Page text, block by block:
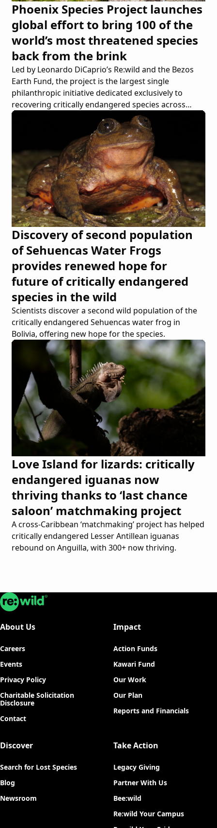
Phoenix Species Project launches
global effort to bring 100 of the
world’s most threatened species
back from the brink
Led by Leonardo DiCaprio’s Re:wild and the Bezos
Earth Fund, the project is the largest single
philanthropic initiative dedicated exclusively to
recovering critically endangered species across
continents
Discovery of second population
of Sehuencas Water Frogs
provides renewed hope for
future of critically endangered
species in the wild
Scientists discover a second wild population of the
critically endangered Sehuencas water frog in
Bolivia, offering new hope for the species.
Love Island for lizards: critically
endangered iguanas now
thriving thanks to ‘last chance
saloon’ matchmaking project
A cross-Caribbean ‘matchmaking’ project has helped
critically endangered Lesser Antillean iguanas
rebound on Anguilla, with 300+ now thriving.
Re:wild
About Us
Careers
Events
Privacy Policy
Charitable Solicitation
Disclosure
Contact
Impact
Action Funds
Kawari Fund
Our Work
Our Plan
Reports and Financials
Discover
Search for Lost Species
Blog
Newsroom
Take Action
Legacy Giving
Partner With Us
Bee:wild
Re:wild Your Campus